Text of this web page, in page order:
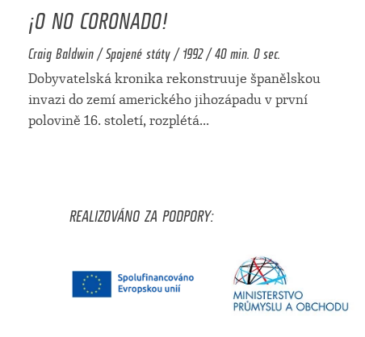
¡O NO CORONADO!
Craig Baldwin / Spojené státy / 1992 / 40 min. 0 sec.
Dobyvatelská kronika rekonstruuje španělskou
invazi do zemí amerického jihozápadu v první
polovině 16. století, rozplétá...
REALIZOVÁNO ZA PODPORY: